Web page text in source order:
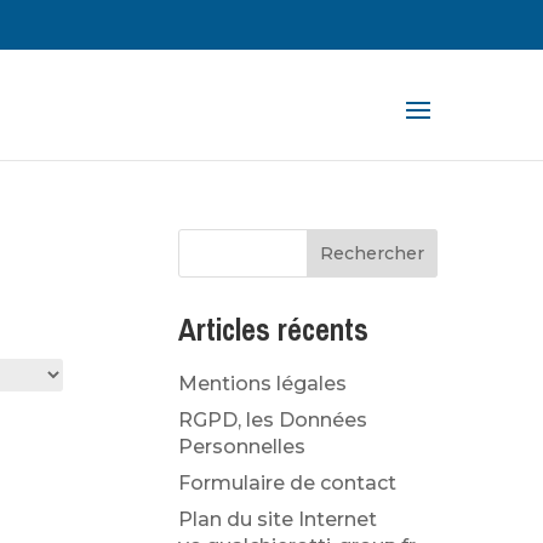
Articles récents
Mentions légales
RGPD, les Données
Personnelles
Formulaire de contact
Plan du site Internet